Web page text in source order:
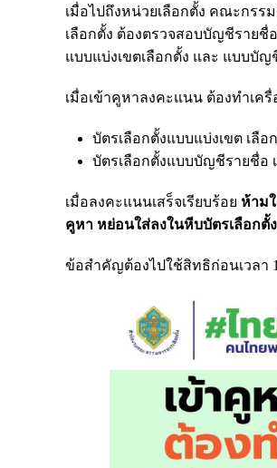
เมื่อไปถึงหน่วยเลือกตั้ง คณะกรร
เลือกตั้ง ต้องตรวจสอบบัญชีรายชื่
แบบแบ่งเขตเลือกตั้ง และ แบบบัญ
เมื่อเข้าคูหาลงคะแนน ต้องทำเค
บัตรเลือกตั้งแบบแบ่งเขต เลื
บัตรเลือกตั้งแบบบัญชีรายชื่อ
เมื่อลงคะแนนเสร็จเรียบร้อย ห้าม
คูหา หย่อนใส่ลงในหีบบัตรเลือกตั้
ข้อสำคัญต้องไปใช้สิทธิก่อนเวลา